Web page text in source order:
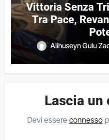
Vittoria Senza
Tra Pace,
Alihuseyn Gulu
Lascia un
Devi essere connesso